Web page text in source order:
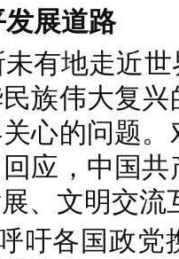
展道路
有地走近
族伟大复
心的问题
应，中国
、文明交流
吁各国政党